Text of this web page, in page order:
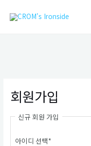
회원가입
신규 회원 가입
아이디 선택*